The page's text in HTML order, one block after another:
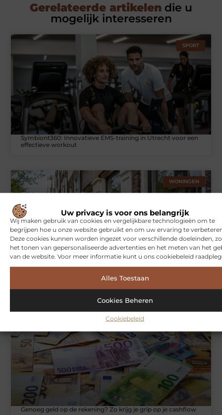
Uw privacy is voor ons belangrijk
Wij maken gebruik van cookies en vergelijkbare technologieën om te
begrijpen hoe u onze website gebruikt en om uw ervaring te
Deze cookies kunnen worden ingezet voor verschillende doeleinden,
het tonen van gepersonaliseerde advertenties en het meten van het
van de website. Voor meer informatie kunt u ons cookiebeleid
Alles Toestaan
Cookies Beheren
Cookiebeleid
Gerelateerde artikelen die u
mogelijk interesseren
SPORT
Symbiont360: Innovatieve EMS-training in Utrecht voor een
effectieve workout
WONINGEN
ZAKELIJKE DIENSTVERLENING
Genoeg geld op de rekening? Zo krijg je grip op je cashflow